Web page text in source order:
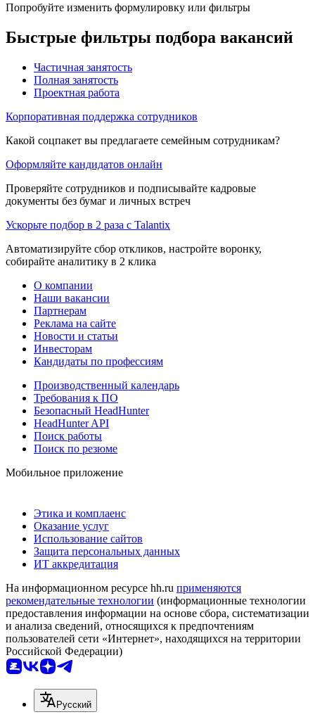
Попробуйте изменить формулировку или фильтры
Быстрые фильтры подбора вакансий
Частичная занятость
Полная занятость
Проектная работа
Корпоративная поддержка сотрудников
Какой соцпакет вы предлагаете семейным сотрудникам?
Оформляйте кандидатов онлайн
Проверяйте сотрудников и подписывайте кадровые
документы без бумаг и личных встреч
Ускорьте подбор в 2 раза с Talantix
Автоматизируйте сбор откликов, настройте воронку,
собирайте аналитику в 2 клика
О компании
Наши вакансии
Партнерам
Реклама на сайте
Новости и статьи
Инвесторам
Кандидаты по профессиям
Производственный календарь
Требования к ПО
Безопасный HeadHunter
HeadHunter API
Поиск работы
Поиск по резюме
Мобильное приложение
Этика и комплаенс
Оказание услуг
Использование сайтов
Защита персональных данных
ИТ аккредитация
На информационном ресурсе hh.ru применяются
рекомендательные технологии (информационные технологии
предоставления информации на основе сбора, систематизации
и анализа сведений, относящихся к предпочтениям
пользователей сети «Интернет», находящихся на территории
Российской Федерации)
Русский